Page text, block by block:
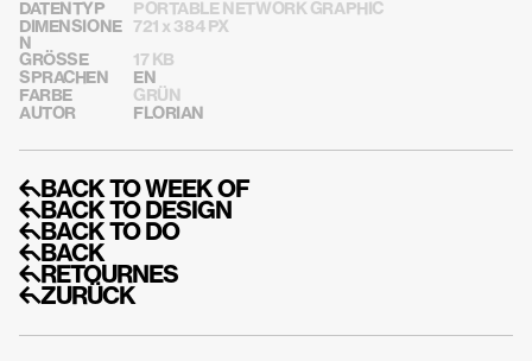
DATENTYP
PORTABLE NETWORK GRAPHIC
DIMENSIONE
N
721 x 384 PX
GRÖSSE
17 KB
SPRACHEN
EN
FARBE
GRÜN
AUTOR
FLORIAN
↰BACK TO WEEK OF
↰BACK TO DESIGN
↰BACK TO DO
↰BACK
↰RETOURNES
↰ZURÜCK